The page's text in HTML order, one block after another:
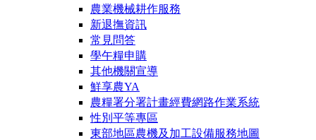
農業機械耕作服務
新退撫資訊
常見問答
學午糧申購
其他機關宣導
鮮享農YA
農糧署分署計畫經費網路作業系統
性別平等專區
東部地區農機及加工設備服務地圖